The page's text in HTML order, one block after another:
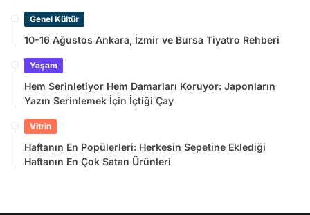
Genel Kültür
10-16 Ağustos Ankara, İzmir ve Bursa Tiyatro Rehberi
Yaşam
Hem Serinletiyor Hem Damarları Koruyor: Japonların
Yazın Serinlemek İçin İçtiği Çay
Vitrin
Haftanın En Popülerleri: Herkesin Sepetine Eklediği
Haftanın En Çok Satan Ürünleri